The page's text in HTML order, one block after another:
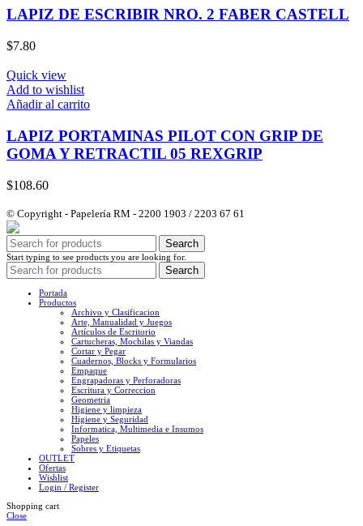
LAPIZ DE ESCRIBIR NRO. 2 FABER CASTELL
$7.80
Quick view
Add to wishlist
Añadir al carrito
LAPIZ PORTAMINAS PILOT CON GRIP DE
GOMA Y RETRACTIL 05 REXGRIP
$108.60
© Copyright - Papelería RM - 2200 1903 / 2203 67 61
Search
Start typing to see products you are looking for.
Search
Portada
Productos
Archivo y Clasificacion
Arte, Manualidad y Juegos
Artículos de Escritorio
Cartucheras, Mochilas y Viandas
Cortar y Pegar
Cuadernos, Blocks y Formularios
Empaque
Engrapadoras y Perforadoras
Escritura y Correccion
Geometria
Higiene y limpieza
Higiene y Seguridad
Informatica, Multimedia e Insumos
Papeles
Sobres y Etiquetas
OUTLET
Ofertas
Wishlist
Login / Register
Shopping cart
Close